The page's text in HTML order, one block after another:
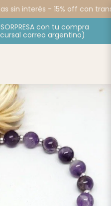
sin interés - 15% off con
con tu compra
correo argentino)